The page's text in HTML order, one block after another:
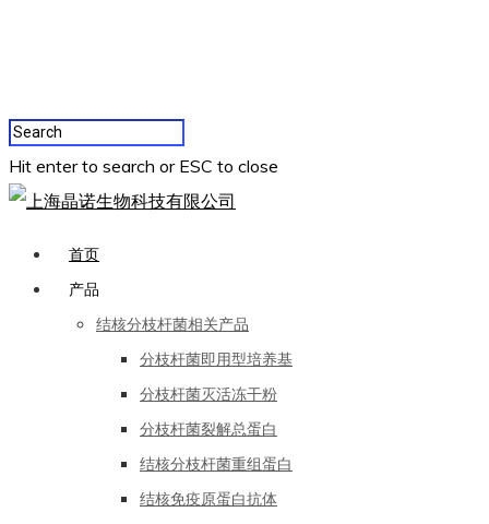
Hit enter to search or ESC to close
首页
产品
结核分枝杆菌相关产品
分枝杆菌即用型培养基
分枝杆菌灭活冻干粉
分枝杆菌裂解总蛋白
结核分枝杆菌重组蛋白
结核免疫原蛋白抗体